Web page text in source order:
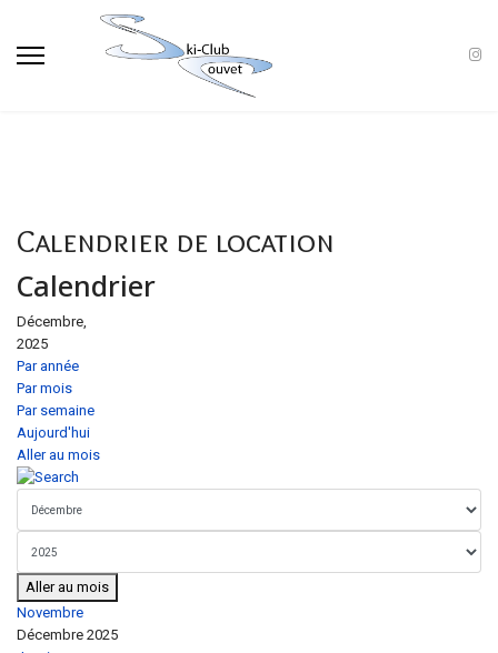
Calendrier de location
Calendrier
Décembre,
2025
Par année
Par mois
Par semaine
Aujourd'hui
Aller au mois
Aller au mois
Novembre
Décembre 2025